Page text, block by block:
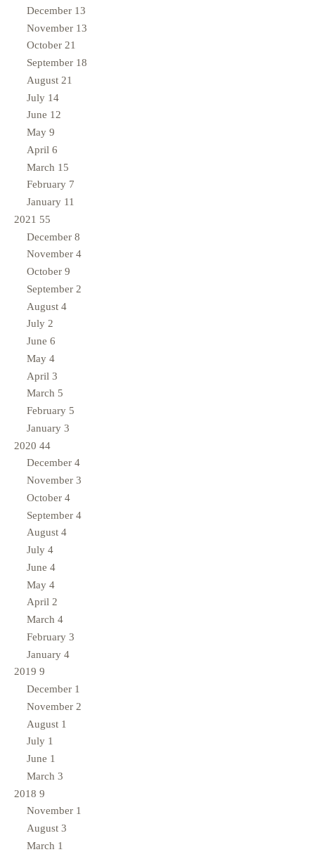
December 13
November 13
October 21
September 18
August 21
July 14
June 12
May 9
April 6
March 15
February 7
January 11
2021 55
December 8
November 4
October 9
September 2
August 4
July 2
June 6
May 4
April 3
March 5
February 5
January 3
2020 44
December 4
November 3
October 4
September 4
August 4
July 4
June 4
May 4
April 2
March 4
February 3
January 4
2019 9
December 1
November 2
August 1
July 1
June 1
March 3
2018 9
November 1
August 3
March 1